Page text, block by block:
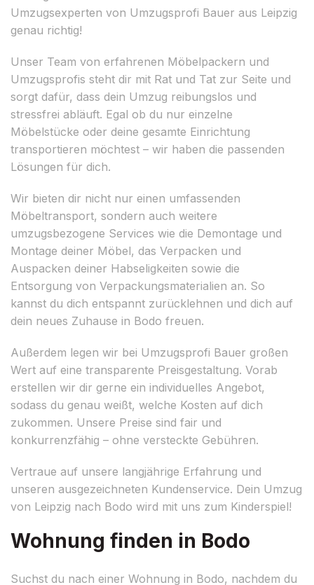
Umzugsexperten von Umzugsprofi Bauer aus Leipzig
genau richtig!
Unser Team von erfahrenen Möbelpackern und
Umzugsprofis steht dir mit Rat und Tat zur Seite und
sorgt dafür, dass dein Umzug reibungslos und
stressfrei abläuft. Egal ob du nur einzelne
Möbelstücke oder deine gesamte Einrichtung
transportieren möchtest – wir haben die passenden
Lösungen für dich.
Wir bieten dir nicht nur einen umfassenden
Möbeltransport, sondern auch weitere
umzugsbezogene Services wie die Demontage und
Montage deiner Möbel, das Verpacken und
Auspacken deiner Habseligkeiten sowie die
Entsorgung von Verpackungsmaterialien an. So
kannst du dich entspannt zurücklehnen und dich auf
dein neues Zuhause in Bodo freuen.
Außerdem legen wir bei Umzugsprofi Bauer großen
Wert auf eine transparente Preisgestaltung. Vorab
erstellen wir dir gerne ein individuelles Angebot,
sodass du genau weißt, welche Kosten auf dich
zukommen. Unsere Preise sind fair und
konkurrenzfähig – ohne versteckte Gebühren.
Vertraue auf unsere langjährige Erfahrung und
unseren ausgezeichneten Kundenservice. Dein Umzug
von Leipzig nach Bodo wird mit uns zum Kinderspiel!
Wohnung finden in Bodo
Suchst du nach einer Wohnung in Bodo, nachdem du